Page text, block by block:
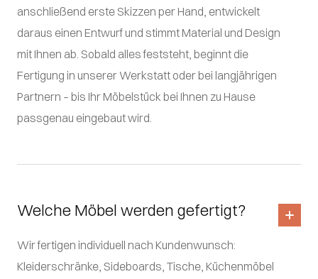
anschließend erste Skizzen per Hand, entwickelt
daraus einen Entwurf und stimmt Material und Design
mit Ihnen ab. Sobald alles feststeht, beginnt die
Fertigung in unserer Werkstatt oder bei langjährigen
Partnern – bis Ihr Möbelstück bei Ihnen zu Hause
passgenau eingebaut wird.
Welche Möbel werden gefertigt?
Wir fertigen individuell nach Kundenwunsch:
Kleiderschränke, Sideboards, Tische, Küchenmöbel